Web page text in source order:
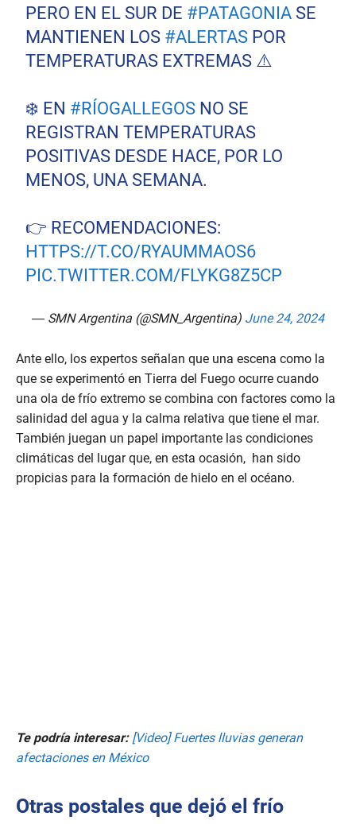
PERO EN EL SUR DE #PATAGONIA SE
MANTIENEN LOS #ALERTAS POR
TEMPERATURAS EXTREMAS ⚠️
❄️ EN #RÍOGALLEGOS NO SE
REGISTRAN TEMPERATURAS
POSITIVAS DESDE HACE, POR LO
MENOS, UNA SEMANA.
👉 RECOMENDACIONES:
HTTPS://T.CO/RYAUMMAOS6
PIC.TWITTER.COM/FLYKG8Z5CP
— SMN Argentina (@SMN_Argentina) June 24, 2024
Ante ello, los expertos señalan que una escena como la
que se experimentó en Tierra del Fuego ocurre cuando
una ola de frío extremo se combina con factores como la
salinidad del agua y la calma relativa que tiene el mar.
También juegan un papel importante las condiciones
climáticas del lugar que, en esta ocasión, han sido
propicias para la formación de hielo en el océano.
Te podría interesar: [Video] Fuertes lluvias generan
afectaciones en México
Otras postales que dejó el frío